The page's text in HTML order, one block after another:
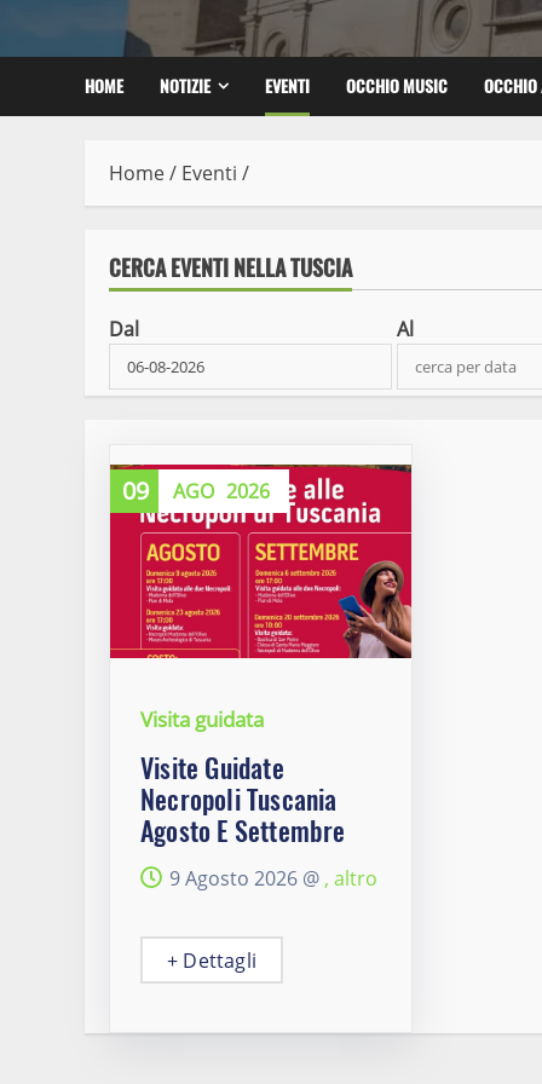
HOME NOTIZIE EVENTI OCCHIO MUSIC
Home/ Eventi /
CERCA EVENTI NELLA TUSCIA
Dal Al
09 AGO 2026
Visita guidata
Visite Guidate
Necropoli Tuscania
Agosto E Settembre
9 Agosto 2026 @ , altro
+ Dettagli